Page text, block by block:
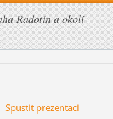
Radotín a okolí
Spustit prezentaci